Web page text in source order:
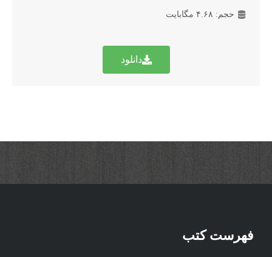
حجم: ۴.۶۸ مگابایت
دانلود
فهرست کتب